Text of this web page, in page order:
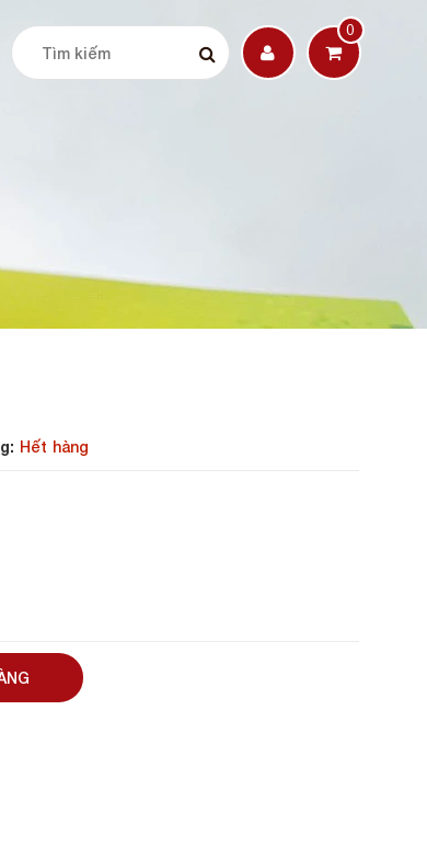
Hết hàng
0